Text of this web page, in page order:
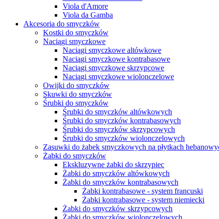
Viola d'Amore
Viola da Gamba
Akcesoria do smyczków
Kostki do smyczków
Naciągi smyczkowe
Naciągi smyczkowe altówkowe
Naciągi smyczkowe kontrabasowe
Naciągi smyczkowe skrzypcowe
Naciągi smyczkowe wiolonczelowe
Owijki do smyczków
Skuwki do smyczków
Śrubki do smyczków
Śrubki do smyczków altówkowych
Śrubki do smyczków kontrabasowych
Śrubki do smyczków skrzypcowych
Śrubki do smyczków wiolonczelowych
Zasuwki do żabek smyczkowych na płytkach
Żabki do smyczków
Ekskluzywne żabki do skrzypiec
Żabki do smyczków altówkowych
Żabki do smyczków kontrabasowych
Żabki kontrabasowe - system francuski
Żabki kontrabasowe - system niemiecki
Żabki do smyczków skrzypcowych
Żabki do smyczków wiolonczelowych